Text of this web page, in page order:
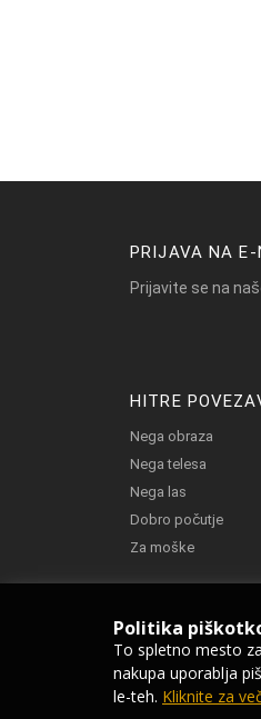
Politika
To spletno mesto
nakupa uporablja
le-teh. Kliknite za
PRIJAVA NA E-
Prijavite se na
HITRE
Nega obraza
Nega telesa
Nega las
Dobro počutje
Za moške